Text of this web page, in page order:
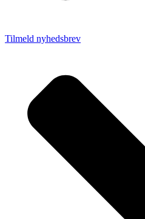
Tilmeld nyhedsbrev